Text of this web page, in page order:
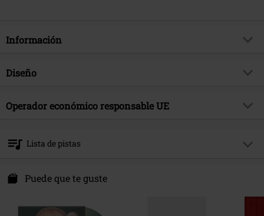
Información
Artículo no.
Género Musical
Metalcore
Banda
Diseño
Tipo de producto
CD
Operador económico responsable UE
Balanstraße 73 // Haus 31
81541 München
kontakt@sonymusic.com
Lista de pistas
Mantra
Puede que te guste